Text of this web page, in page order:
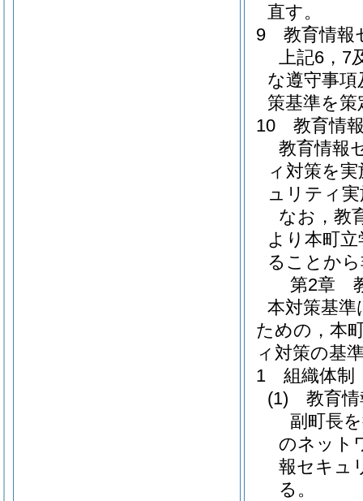
直す。
9 教育情報
上記6，7
な遵守事
策基準を
10 教育情
教育情報
ィ対策を
ュリティ
なお，教
より本町
ることか
第2章
本対策基
ための，本
ィ対策の基
1 組織体制
(1) 教育情
副町長
のネット
報セキュ
る。